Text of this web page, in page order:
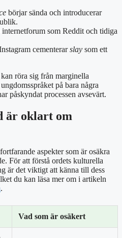
börjar sända och introducerar
som Reddit och tidiga
cementerarslay som ett
röra sig från marginella
på bara några
påskyndat processen avsevärt.
är oklart om
aspekter som är osäkra
För att förstå ordets kulturella
är det viktigt att känna till dess
du kan läsa mer om i artikeln
.
Vad som är osäkert